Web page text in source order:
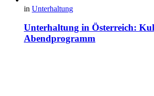
in Unterhaltung
Unterhaltung in Österreich:
Abendprogramm